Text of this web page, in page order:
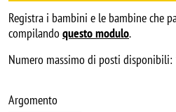
Registra i bambini e le bambine che
compilandoquesto modulo.
Numero massimo di posti disponibili:
Argomento